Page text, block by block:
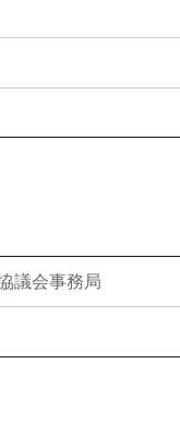
議会事務局